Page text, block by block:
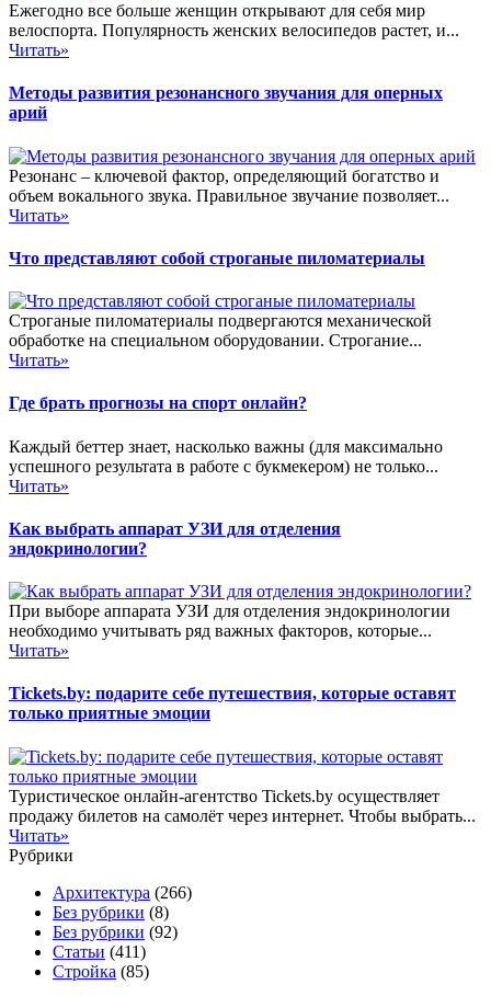
Ежегодно все больше женщин открывают для себя мир
велоспорта. Популярность женских велосипедов растет, и...
Читать»
Методы развития резонансного звучания для оперных
арий
Резонанс – ключевой фактор, определяющий богатство и
объем вокального звука. Правильное звучание позволяет...
Читать»
Что представляют собой строганые пиломатериалы
Строганые пиломатериалы подвергаются механической
обработке на специальном оборудовании. Строгание...
Читать»
Где брать прогнозы на спорт онлайн?
Каждый беттер знает, насколько важны (для максимально
успешного результата в работе с букмекером) не только...
Читать»
Как выбрать аппарат УЗИ для отделения
эндокринологии?
При выборе аппарата УЗИ для отделения эндокринологии
необходимо учитывать ряд важных факторов, которые...
Читать»
Tickets.by: подарите себе путешествия, которые оставят
только приятные эмоции
Туристическое онлайн-агентство Tickets.by осуществляет
продажу билетов на самолёт через интернет. Чтобы выбрать...
Читать»
Рубрики
Архитектура (266)
Без рубрики (8)
Без рубрики (92)
Статьи (411)
Стройка (85)